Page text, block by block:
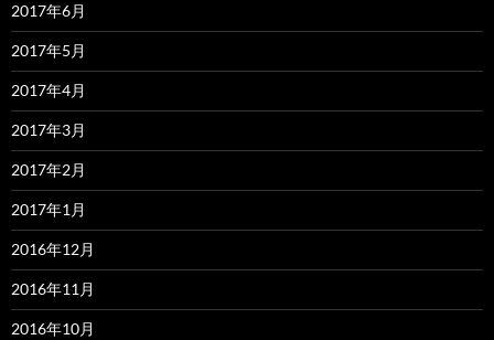
2017年6月
2017年5月
2017年4月
2017年3月
2017年2月
2017年1月
2016年12月
2016年11月
2016年10月